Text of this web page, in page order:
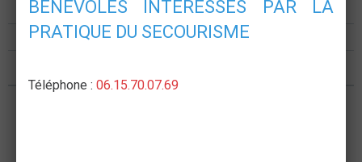
Formations
Postes de secours
BENEVOLES INTERESSES PAR LA
PRATIQUE DU SECOURISME
Téléphone : 06.15.70.07.69